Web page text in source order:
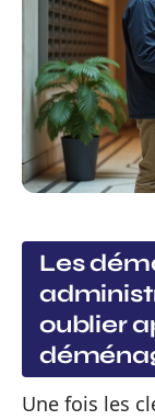
Les
oublier
Une fois les